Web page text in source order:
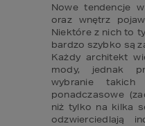
Nowe tendencje
oraz wnętrz
Niektóre z nich to
bardzo szybko są
Każdy architekt
mody, jednak
wybranie
ponadczasowe
niż tylko na kilka
odzwierciedlają